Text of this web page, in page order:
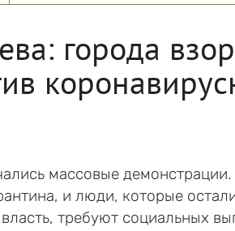
города
массовые
и люди, которые
требуют социальных